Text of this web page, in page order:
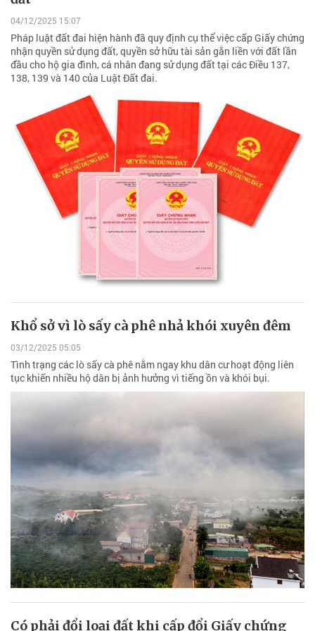
04/12/2025 15:07
Pháp luật đất đai hiện hành đã quy định cụ thể việc cấp Giấy chứng
nhận quyền sử dụng đất, quyền sở hữu tài sản gắn liền với đất lần
đầu cho hộ gia đình, cá nhân đang sử dụng đất tại các Điều 137,
138, 139 và 140 của Luật Đất đai.
Khổ sở vì lò sấy cà phê nhả khói xuyên đêm
03/12/2025 05:05
Tình trạng các lò sấy cà phê nằm ngay khu dân cư hoạt động liên
tục khiến nhiều hộ dân bị ảnh hưởng vì tiếng ồn và khói bụi.
Có phải đổi loại đất khi cấp đổi Giấy chứng